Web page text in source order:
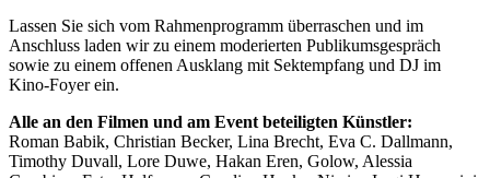
Lassen Sie sich vom Rahmenprogramm überraschen und im
Anschluss laden wir zu einem moderierten Publikumsgespräch
sowie zu einem offenen Ausklang mit Sektempfang und DJ im
Kino-Foyer ein.
Alle an den Filmen und am Event beteiligten Künstler:
Roman Babik, Christian Becker, Lina Brecht, Eva C. Dallmann,
Timothy Duvall, Lore Duwe, Hakan Eren, Golow, Alessia